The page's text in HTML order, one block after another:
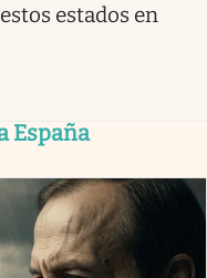
estados en
España